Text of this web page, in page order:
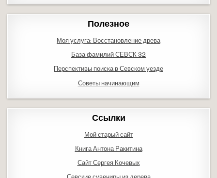
Полезное
Моя услуга: Восстановление древа
База фамилий СЕВСК 32
Перспективы поиска в Севском уезде
Советы начинающим
Ссылки
Мой старый сайт
Книга Антона Ракитина
Сайт Сергея Кочевых